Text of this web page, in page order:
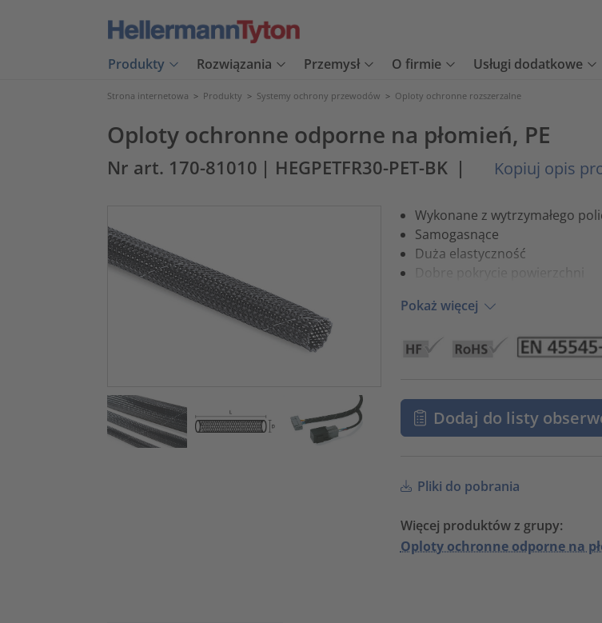
Produkty Rozwiązania Przemysł O firmie Usługi dodatkowe
Strona internetowa > Produkty > Systemy ochrony przewodów > Oploty ochronne rozszerzalne
Oploty ochronne odporne na płomień, PE
Nr art. 170-81010 | HEGPETFR30-PET-BK | Kopiuj opis
Wykonane z wytrzymałego
Samogasnące
Duża elastyczność
Dobre pokrycie powierzchni
Pokaż więcej
Dodaj do listy
Pliki do pobrania
Więcej produktów z grupy:
Oploty ochronne odporne na